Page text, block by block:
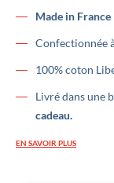
Made in France
Confectionnée
100% coton
Livré dans une
cadeau.
EN SAVOIR PLUS